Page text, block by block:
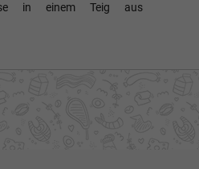
in einem Teig aus